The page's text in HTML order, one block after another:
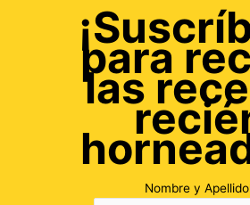
para
las
Nombre y